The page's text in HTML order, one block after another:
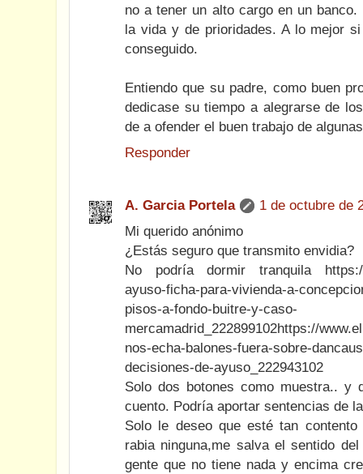
no a tener un alto cargo en un
la vida y de prioridades. A lo mejor
conseguido.
Entiendo que su padre, como buen
dedicase su tiempo a alegrarse de
de a ofender el buen trabajo de
Responder
A. Garcia Portela
1 de octubre de
Mi querido anónimo
¿Estás seguro que transmito envidia?
No podría dormir tranquila https://
ayuso-ficha-para-vivienda-a-
pisos-a-fondo-buitre-y-caso-
mercamadrid_222899102https://
nos-echa-balones-fuera-sobre-
decisiones-de-ayuso_222943102
Solo dos botones como muestra..
cuento. Podría aportar sentencias de
Solo le deseo que esté tan
rabia ninguna,me salva el sentido
gente que no tiene nada y encima